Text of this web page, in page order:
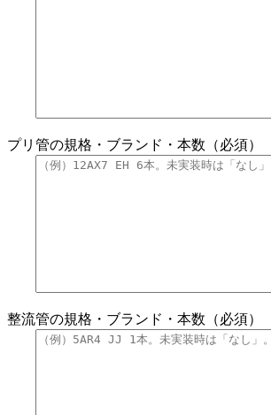
プリ管の規格・ブランド・本数（必須）
整流管の規格・ブランド・本数（必須）